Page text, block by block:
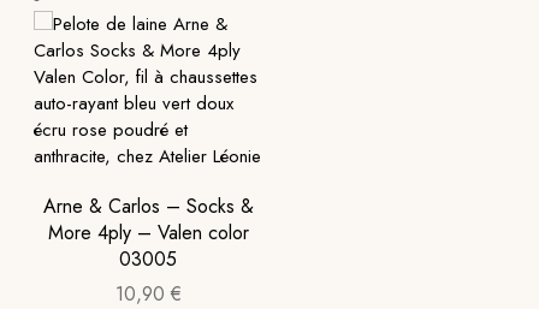
Arne & Carlos – Socks &
More 4ply – Valen color
03005
10,90 €